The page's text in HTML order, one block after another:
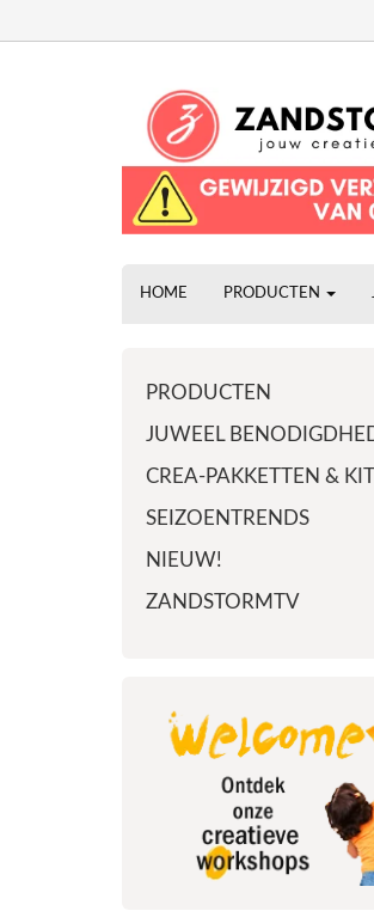
HOME PRODUCTEN
PRODUCTEN
JUWEEL
CREA-PAKKETTEN &
SEIZOENTRENDS
NIEUW!
ZANDSTORMTV